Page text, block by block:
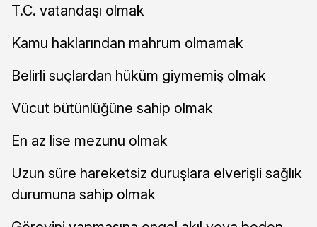
T.C. vatandaşı olmak
Kamu haklarından mahrum olmamak
Belirli suçlardan hüküm giymemiş olmak
Vücut bütünlüğüne sahip olmak
En az lise mezunu olmak
Uzun süre hareketsiz duruşlara elverişli sağlık
durumuna sahip olmak